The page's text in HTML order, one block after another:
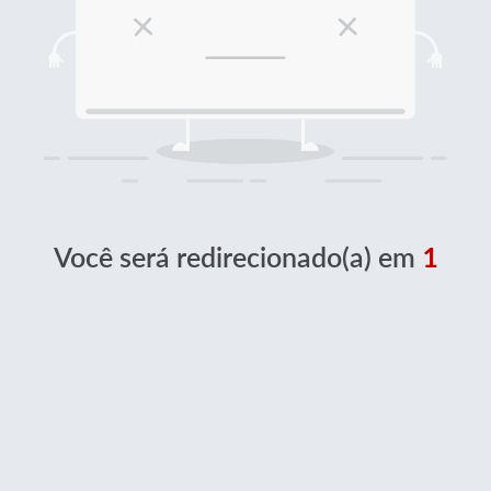
Você será redirecionado(a) em 1